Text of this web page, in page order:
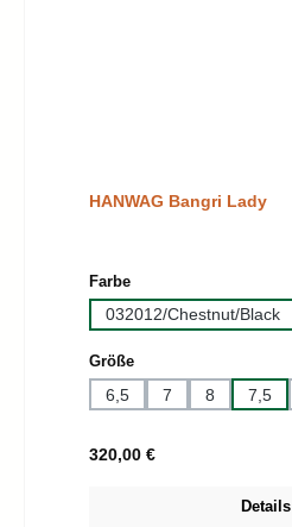
HANWAG Bangri Lady
Farbeauswählen
032012/Chestnut/Black
Größeauswählen
6,5 7 8 7,5
Regulärer Preis:
320,00 €
Details